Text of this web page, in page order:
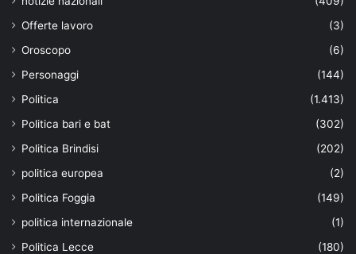
Offerte lavoro
(3)
Oroscopo
(6)
Personaggi
(144)
Politica
(1.413)
Politica bari e bat
(302)
Politica Brindisi
(202)
politica europea
(2)
Politica Foggia
(149)
politica internazionale
(1)
Politica Lecce
(180)